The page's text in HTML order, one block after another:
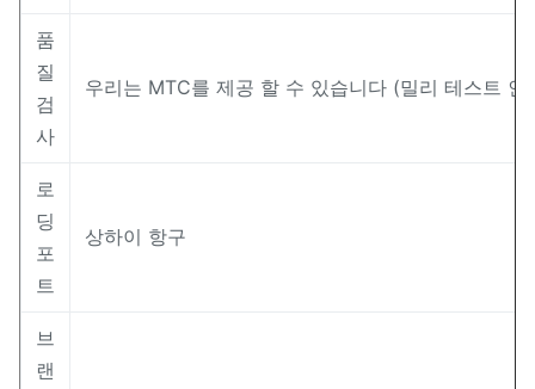
품
질
검
사
우리는 MTC를 제공 할 수 있습니다 (밀리 테스트 인
로
딩
포
트
상하이 항구
브
랜